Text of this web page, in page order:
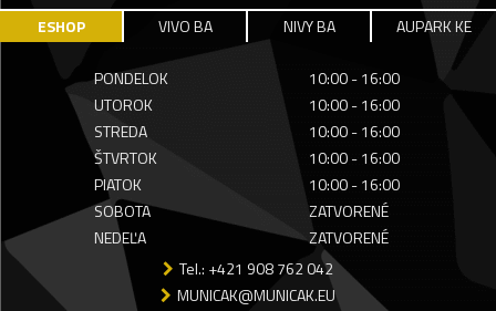
ESHOP VIVO BA NIVY BA AUPARK KE
PONDELOK
10:00 - 16:00
UTOROK
10:00 - 16:00
STREDA
10:00 - 16:00
ŠTVRTOK
10:00 - 16:00
PIATOK
10:00 - 16:00
SOBOTA
ZATVORENÉ
NEDEĽA
ZATVORENÉ
Tel.: +421 908 762 042
MUNICAK@MUNICAK.EU